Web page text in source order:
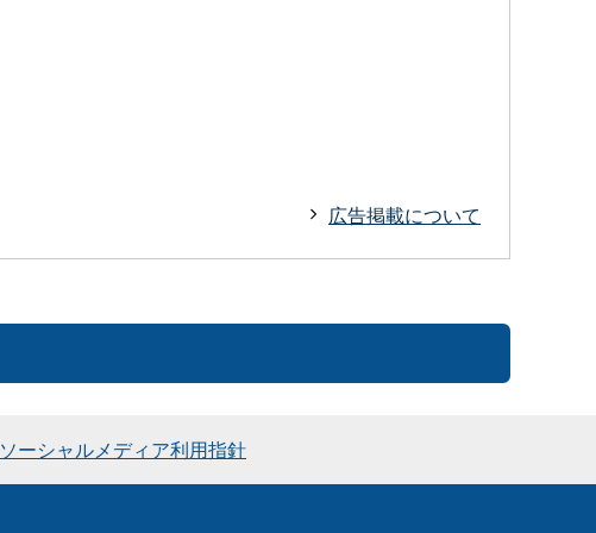
広告掲載について
ソーシャルメディア利用指針